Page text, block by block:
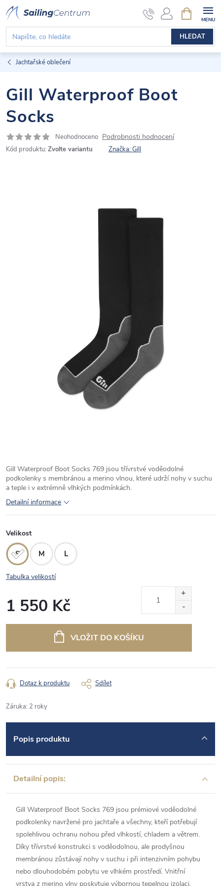
Přejít
na
obsah
HLEDAT
NÁKUPNÍ
KOŠÍK
Jachtařské oblečení
Gill Waterproof Boot
Socks
Neohodnoceno Podrobnosti hodnocení
Kód produktu: Zvolte variantu Značka:Gill
Gill Waterproof Boot Socks 769 jsou třívrstvé voděodolné
podkolenky s membránou a merino vlnou, které udrží nohy v suchu
a teple i v extrémně vlhkých podmínkách.
Detailní informace
Velikost
S M L
Tabulka velikostí
1 550 Kč
VLOŽIT DO KOŠÍKU
Dotaz k produktu Sdílet
Záruka: 2 roky
Popis produktu
Detailní popis:
Gill Waterproof Boot Socks 769 jsou prémiové voděodolné
podkolenky navržené pro jachtaře a všechny, kteří potřebují
spolehlivou ochranu nohou před vlhkostí, chladem a větrem.
Díky třívrstvé konstrukci s voděodolnou, ale prodyšnou
membránou zůstávají nohy v suchu i při intenzivním pohybu
nebo dlouhodobém pobytu ve vlhkém prostředí. Vnitřní
vrstva z merino vlny poskytuje výbornou tepelnou izolaci,